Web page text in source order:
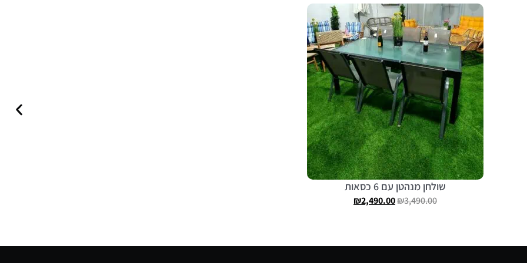
שולחן מנהטן עם 6 כסאות
₪3,490.00
₪2,490.00